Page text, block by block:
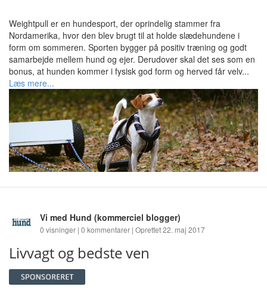
Weightpull er en hundesport, der oprindelig stammer fra
Nordamerika, hvor den blev brugt til at holde slædehundene i
form om sommeren. Sporten bygger på positiv træning og godt
samarbejde mellem hund og ejer. Derudover skal det ses som en
bonus, at hunden kommer i fysisk god form og herved får velv...
Læs mere...
Vi med Hund (kommerciel blogger)
0 visninger | 0 kommentarer | Oprettet 22. maj 2017
Livvagt og bedste ven